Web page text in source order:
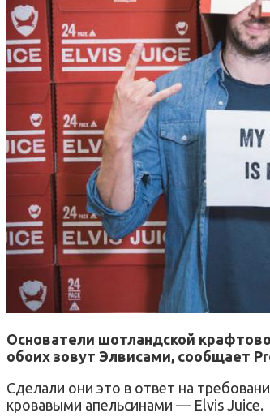
Основатели шотландской
обоих зовут Элвисами, сообщает
Сделали они это в ответ на
кровавыми апельсинами — Elvis Juice.